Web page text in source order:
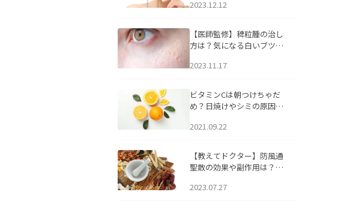
2023.12.12
【医師監修】稗粒腫の治し
方は？気になる白いブツブ
アについて
2023.11.17
ビタミンCは朝つけちゃだ
め？日焼けやシミの原因に
2021.09.22
【教えてドクター】防風通
聖散の効果や副作用は？長
2023.07.27